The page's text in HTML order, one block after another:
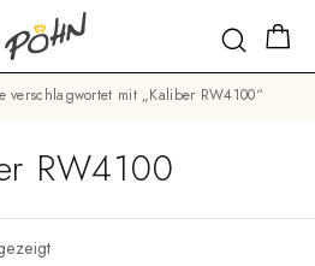
verschlagwortet mit „Kaliber RW4100“
RW4100